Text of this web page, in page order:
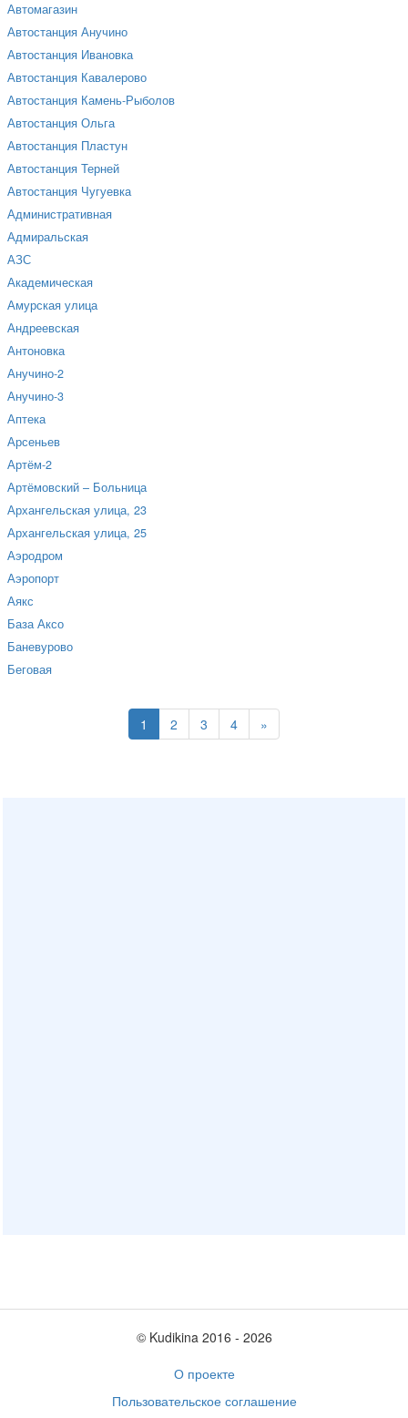
Автомагазин
Автостанция Анучино
Автостанция Ивановка
Автостанция Кавалерово
Автостанция Камень-Рыболов
Автостанция Ольга
Автостанция Пластун
Автостанция Терней
Автостанция Чугуевка
Административная
Адмиральская
АЗС
Академическая
Амурская улица
Андреевская
Антоновка
Анучино-2
Анучино-3
Аптека
Арсеньев
Артём-2
Артёмовский – Больница
Архангельская улица, 23
Архангельская улица, 25
Аэродром
Аэропорт
Аякс
База Аксо
Баневурово
Беговая
1 2 3 4 »
© Kudikina 2016 ‐ 2026
О проекте
Пользовательское соглашение